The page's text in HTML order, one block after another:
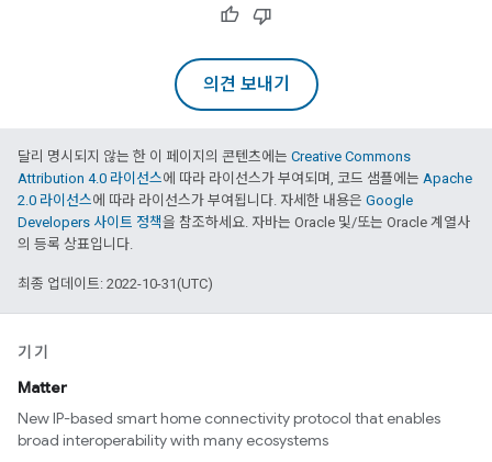
의견 보내기
달리 명시되지 않는 한 이 페이지의 콘텐츠에는 Creative Commons
Attribution 4.0 라이선스에 따라 라이선스가 부여되며, 코드 샘플에는 Apache
2.0 라이선스에 따라 라이선스가 부여됩니다. 자세한 내용은 Google
Developers 사이트 정책을 참조하세요. 자바는 Oracle 및/또는 Oracle 계열사
의 등록 상표입니다.
최종 업데이트: 2022-10-31(UTC)
기기
Matter
New IP-based smart home connectivity protocol that enables
broad interoperability with many ecosystems